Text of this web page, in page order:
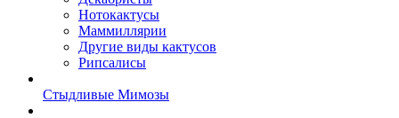
Нотокактусы
Маммиллярии
Другие виды кактусов
Рипсалисы
Стыдливые Мимозы